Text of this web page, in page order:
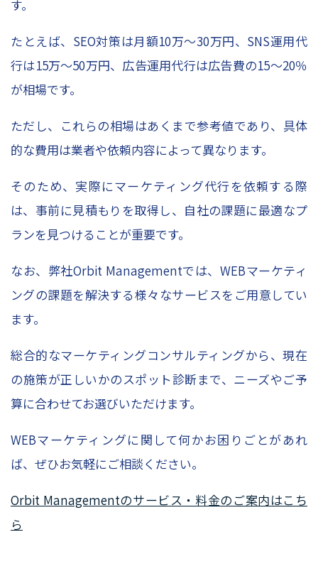
す。
たとえば、 SEO対策は月額10万～30万円、 SNS運用代
行は15万～50万円、広告運用代行は広告費の15～20％
が相場です。
ただし、これらの相場はあくまで参考値であり、具体
的な費用は業者や依頼内容によって異なります。
そのため、実際にマーケティング代行を依頼する際
は、事前に見積もりを取得し、自社の課題に最適なプ
ランを見つけることが重要です。
なお、弊社Orbit Managementでは、WEBマーケティ
ングの課題を解決する様々なサービスをご用意してい
ます。
総合的なマーケティングコンサルティングから、現在
の施策が正しいかのスポット診断まで、ニーズやご予
算に合わせてお選びいただけます。
WEBマーケティングに関して何かお困りごとがあれ
ば、ぜひお気軽にご相談ください。
Orbit Managementのサービス・料金のご案内はこち
ら